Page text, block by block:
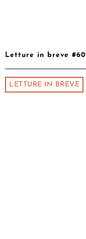
Letture in breve #60
LETTURE IN BREVE